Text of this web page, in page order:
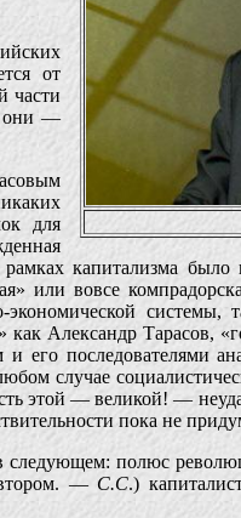
от
части
они —
для
капитализма
или вовсе
системы,
Александр Тарасов,
последователями
случае
этой — великой! —
пока не
следующем: полюс
—С.С.)